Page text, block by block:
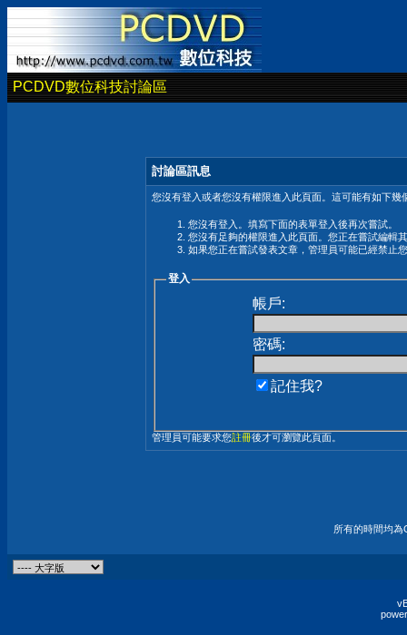
PCDVD數位科技討論區
討論區訊息
您沒有登入或者您沒有權限進入此頁面。這可能有如下幾
您沒有登入。填寫下面的表單登入後再次嘗試。
您沒有足夠的權限進入此頁面。您正在嘗試編輯
如果您正在嘗試發表文章，管理員可能已經禁止
登入
帳戶:
密碼:
記住我?
管理員可能要求您註冊後才可瀏覽此頁面。
所有的時間均為